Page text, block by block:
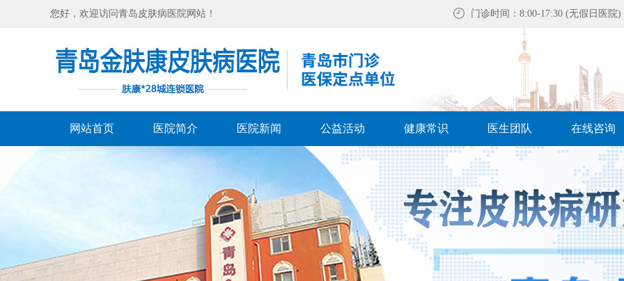
您好，欢迎访问青岛皮肤病医院网站！ 门诊时间：8:00-17:30 (无假日医院)
网站首页 医院简介 医院新闻 公益活动 健康常识 医生团队 在线咨询